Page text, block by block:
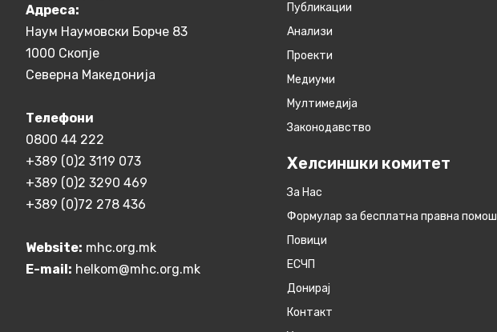
Aдреса:
Наум Наумовски Борче 83
1000 Скопје
Северна Македонија
Телефони
0800 44 222
+389 (0)2 3119 073
+389 (0)2 3290 469
+389 (0)72 278 436
Website: mhc.org.mk
E-mail: helkom@mhc.org.mk
Публикации
Анализи
Проекти
Медиуми
Мултимедија
Законодавство
Хелсиншки комитет
За Нас
Формулар за бесплатна правна помош
Повици
ЕСЧП
Донирај
Контакт